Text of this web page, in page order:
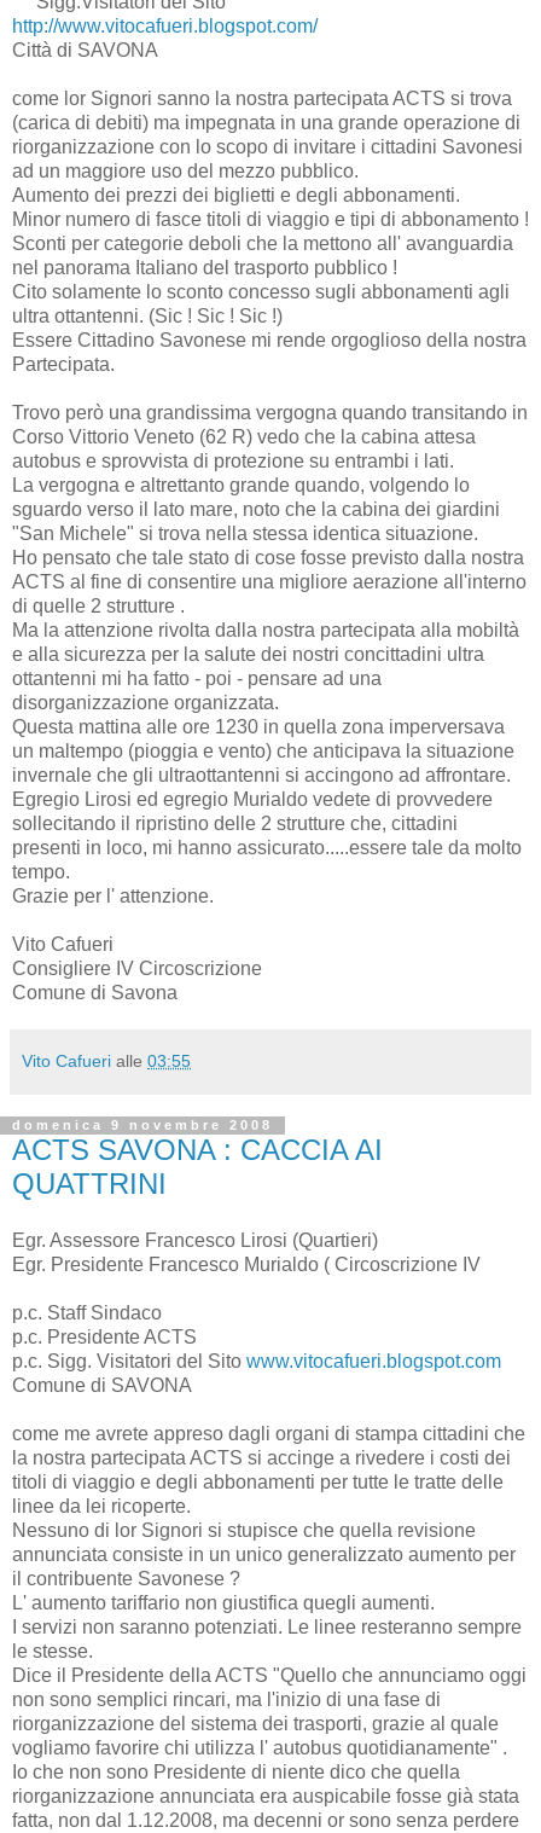
http://www.vitocafueri.blogspot.com/
Città di SAVONA
come lor Signori sanno la nostra partecipata ACTS si trova
(carica di debiti) ma impegnata in una grande operazione di
riorganizzazione con lo scopo di invitare i cittadini Savonesi
ad un maggiore uso del mezzo pubblico.
Aumento dei prezzi dei biglietti e degli abbonamenti.
Minor numero di fasce titoli di viaggio e tipi di abbonamento !
Sconti per categorie deboli che la mettono all' avanguardia
nel panorama Italiano del trasporto pubblico !
Cito solamente lo sconto concesso sugli abbonamenti agli
ultra ottantenni. (Sic ! Sic ! Sic !)
Essere Cittadino Savonese mi rende orgoglioso della nostra
Partecipata.
Trovo però una grandissima vergogna quando transitando in
Corso Vittorio Veneto (62 R) vedo che la cabina attesa
autobus e sprovvista di protezione su entrambi i lati.
La vergogna e altrettanto grande quando, volgendo lo
sguardo verso il lato mare, noto che la cabina dei giardini
"San Michele" si trova nella stessa identica situazione.
Ho pensato che tale stato di cose fosse previsto dalla nostra
ACTS al fine di consentire una migliore aerazione all'interno
di quelle 2 strutture .
Ma la attenzione rivolta dalla nostra partecipata alla mobiltà
e alla sicurezza per la salute dei nostri concittadini ultra
ottantenni mi ha fatto - poi - pensare ad una
disorganizzazione organizzata.
Questa mattina alle ore 1230 in quella zona imperversava
un maltempo (pioggia e vento) che anticipava la situazione
invernale che gli ultraottantenni si accingono ad affrontare.
Egregio Lirosi ed egregio Murialdo vedete di provvedere
sollecitando il ripristino delle 2 strutture che, cittadini
presenti in loco, mi hanno assicurato.....essere tale da molto
tempo.
Grazie per l' attenzione.
Vito Cafueri
Consigliere IV Circoscrizione
Comune di Savona
Vito Cafueri alle 03:55
domenica 9 novembre 2008
ACTS SAVONA : CACCIA AI
QUATTRINI
Egr. Assessore Francesco Lirosi (Quartieri)
Egr. Presidente Francesco Murialdo ( Circoscrizione IV
p.c. Staff Sindaco
p.c. Presidente ACTS
p.c. Sigg. Visitatori del Sito www.vitocafueri.blogspot.com
Comune di SAVONA
come me avrete appreso dagli organi di stampa cittadini che
la nostra partecipata ACTS si accinge a rivedere i costi dei
titoli di viaggio e degli abbonamenti per tutte le tratte delle
linee da lei ricoperte.
Nessuno di lor Signori si stupisce che quella revisione
annunciata consiste in un unico generalizzato aumento per
il contribuente Savonese ?
L' aumento tariffario non giustifica quegli aumenti.
I servizi non saranno potenziati. Le linee resteranno sempre
le stesse.
Dice il Presidente della ACTS "Quello che annunciamo oggi
non sono semplici rincari, ma l'inizio di una fase di
riorganizzazione del sistema dei trasporti, grazie al quale
vogliamo favorire chi utilizza l' autobus quotidianamente" .
Io che non sono Presidente di niente dico che quella
riorganizzazione annunciata era auspicabile fosse già stata
fatta, non dal 1.12.2008, ma decenni or sono senza perdere